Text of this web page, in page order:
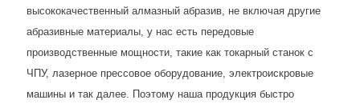
высококачественный алмазный абразив, не включая другие
абразивные материалы, у нас есть передовые
производственные мощности, такие как токарный станок с
ЧПУ, лазерное прессовое оборудование, электроискровые
машины и так далее. Поэтому наша продукция быстро